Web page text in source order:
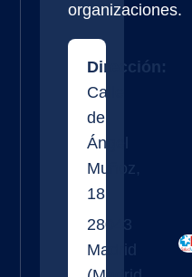
organizaciones.
Dirección:
Calle
de
Ángel
Muñoz,
18
28043
Madrid